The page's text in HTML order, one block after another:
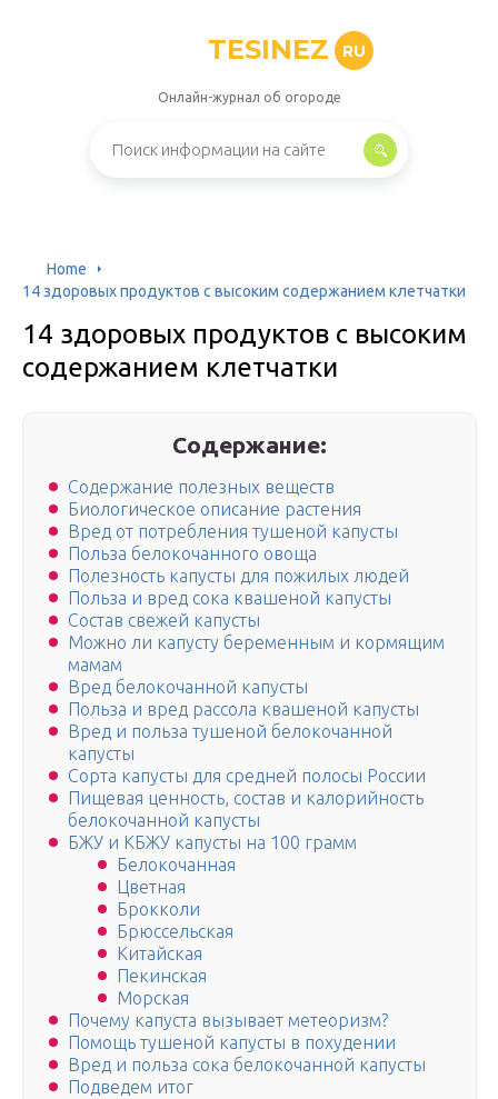
TESINEZ RU
Онлайн-журнал об огороде
Home
14 здоровых продуктов с высоким содержанием клетчатки
14 здоровых продуктов с высоким
содержанием клетчатки
Содержание:
Содержание полезных веществ
Биологическое описание растения
Вред от потребления тушеной капусты
Польза белокочанного овоща
Полезность капусты для пожилых людей
Польза и вред сока квашеной капусты
Состав свежей капусты
Можно ли капусту беременным и кормящим
мамам
Вред белокочанной капусты
Польза и вред рассола квашеной капусты
Вред и польза тушеной белокочанной
капусты
Сорта капусты для средней полосы России
Пищевая ценность, состав и калорийность
белокочанной капусты
БЖУ и КБЖУ капусты на 100 грамм
Белокочанная
Цветная
Брокколи
Брюссельская
Китайская
Пекинская
Морская
Почему капуста вызывает метеоризм?
Помощь тушеной капусты в похудении
Вред и польза сока белокочанной капусты
Подведем итог